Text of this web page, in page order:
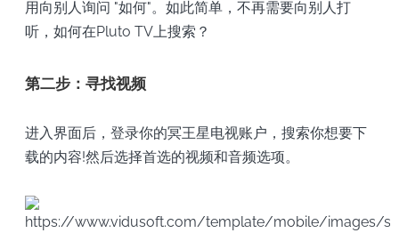
用向别人询问 "如何"。如此简单，不再需要向别人打
听，如何在Pluto TV上搜索？
第二步：寻找视频
进入界面后，登录你的冥王星电视账户，搜索你想要下
载的内容!然后选择首选的视频和音频选项。